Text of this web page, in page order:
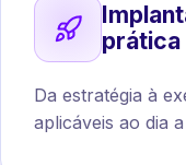
prática
Da estratégia à
aplicáveis ao dia